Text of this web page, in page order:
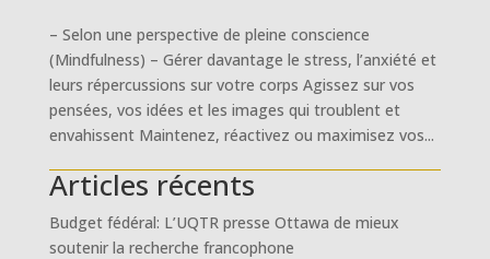
– Selon une perspective de pleine conscience
(Mindfulness) – Gérer davantage le stress, l’anxiété et
leurs répercussions sur votre corps Agissez sur vos
pensées, vos idées et les images qui troublent et
envahissent Maintenez, réactivez ou maximisez vos...
Articles récents
Budget fédéral: L’UQTR presse Ottawa de mieux
soutenir la recherche francophone